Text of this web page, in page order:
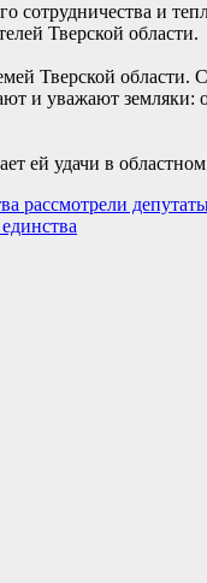
и
Тверской области.
Тверской области.
и уважают земляки:
ей удачи в
рассмотрели